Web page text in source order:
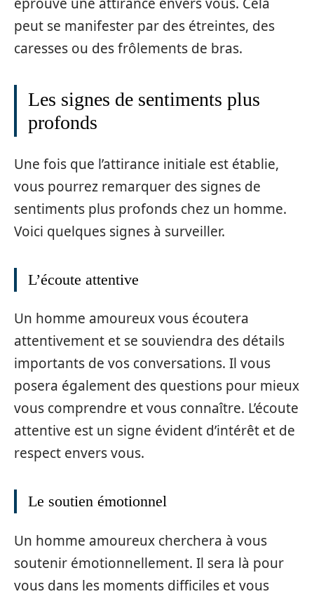
peut se manifester par des étreintes, des
caresses ou des frôlements de bras.
Les signes de sentiments plus
profonds
Une fois que l’attirance initiale est établie,
vous pourrez remarquer des signes de
sentiments plus profonds chez un homme.
Voici quelques signes à surveiller.
L’écoute attentive
Un homme amoureux vous écoutera
attentivement et se souviendra des détails
importants de vos conversations. Il vous
posera également des questions pour mieux
vous comprendre et vous connaître. L’écoute
attentive est un signe évident d’intérêt et de
respect envers vous.
Le soutien émotionnel
Un homme amoureux cherchera à vous
soutenir émotionnellement. Il sera là pour
vous dans les moments difficiles et vous